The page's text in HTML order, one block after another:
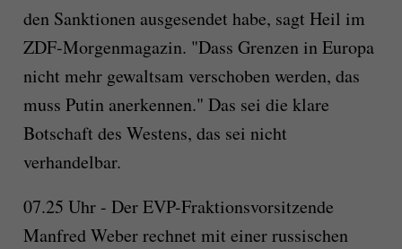
den Sanktionen ausgesendet habe, sagt Heil im
ZDF-Morgenmagazin. "Dass Grenzen in Europa
nicht mehr gewaltsam verschoben werden, das
muss Putin anerkennen." Das sei die klare
Botschaft des Westens, das sei nicht
verhandelbar.
07.25 Uhr - Der EVP-Fraktionsvorsitzende
Manfred Weber rechnet mit einer russischen